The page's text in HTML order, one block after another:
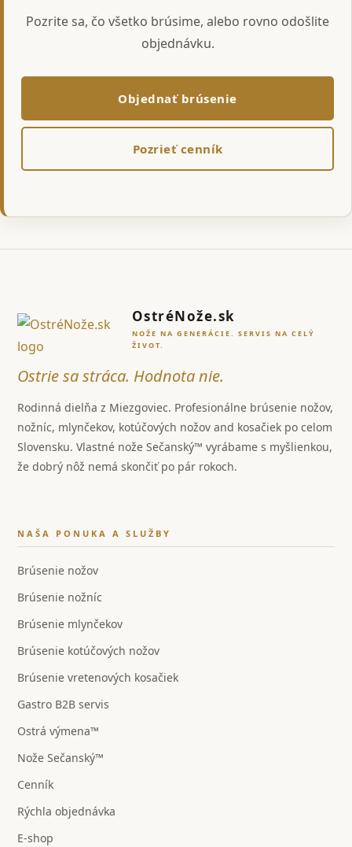
Pozrite sa, čo všetko brúsime, alebo rovno odošlite
objednávku.
Objednať brúsenie
Pozrieť cenník
OstréNože.sk
NOŽE NA GENERÁCIE. SERVIS NA CELÝ
ŽIVOT.
Ostrie sa stráca. Hodnota nie.
Rodinná dielňa z Miezgoviec. Profesionálne brúsenie nožov,
nožníc, mlynčekov, kotúčových nožov and kosačiek po celom
Slovensku. Vlastné nože Sečanský™ vyrábame s myšlienkou,
že dobrý nôž nemá skončiť po pár rokoch.
NAŠA PONUKA A SLUŽBY
Brúsenie nožov
Brúsenie nožníc
Brúsenie mlynčekov
Brúsenie kotúčových nožov
Brúsenie vretenových kosačiek
Gastro B2B servis
Ostrá výmena™
Nože Sečanský™
Cenník
Rýchla objednávka
E-shop